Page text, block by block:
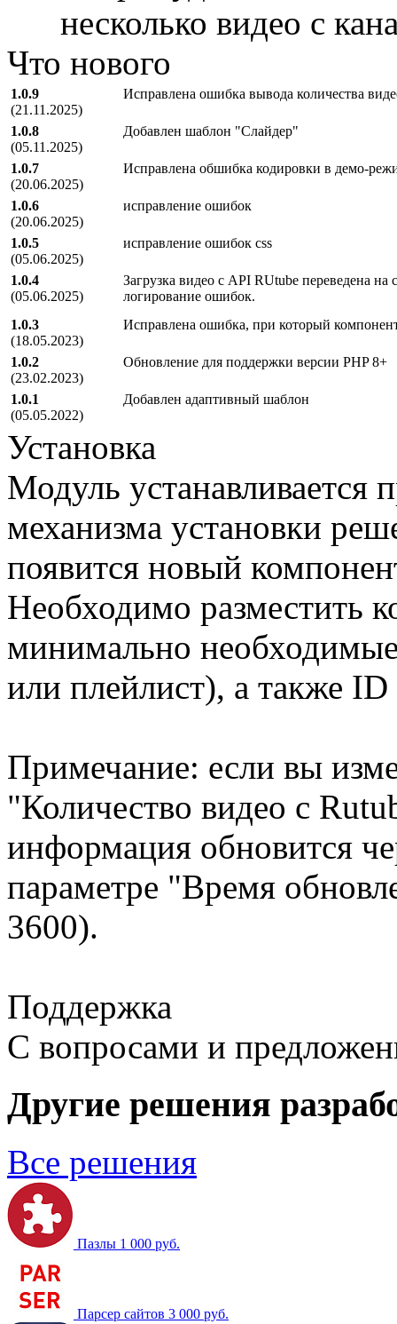
несколько видео с
Что нового
1.0.9
(21.11.2025)
Исправлена ошибка вывода количества
1.0.8
(05.11.2025)
Добавлен шаблон "Слайдер"
1.0.7
(20.06.2025)
Исправлена обшибка кодировки в демо-
1.0.6
(20.06.2025)
исправление ошибок
1.0.5
(05.06.2025)
исправление ошибок css
1.0.4
(05.06.2025)
Загрузка видео с API RUtube переведена
логирование ошибок.
1.0.3
(18.05.2023)
Исправлена ошибка, при который
1.0.2
(23.02.2023)
Обновление для поддержки версии PHP 8+
1.0.1
(05.05.2022)
Добавлен адаптивный шаблон
Установка
Модуль устанавливается
механизма установки
появится новый
Необходимо разместить
минимально
или плейлист), а также
Примечание: если вы
"Количество видео с
информация обновится
параметре "Время
3600).
Поддержка
С вопросами и
Другие решения
Все решения
Пазлы 1 000 руб.
Парсер сайтов 3 000 руб.